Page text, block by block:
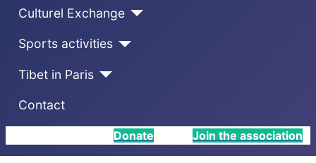
Culturel Exchange
Sports activities
Tibet in Paris
Contact
Donate Join the association